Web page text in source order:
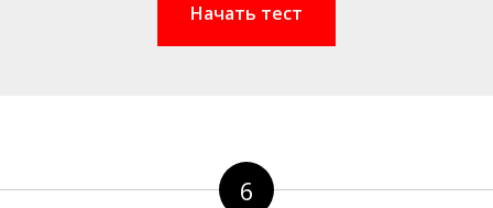
Начать тест
6